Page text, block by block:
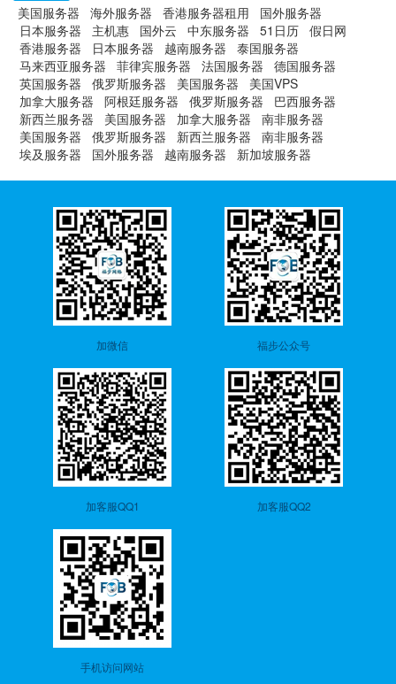
美国服务器 海外服务器 香港服务器租用
国外服务器
日本服务器
主机惠 国外云 中东服务器 51日历 假日网
香港服务器
日本服务器 越南服务器
泰国服务器
马来西亚服务器
菲律宾服务器 法国服务器
德国服务器
英国服务器
俄罗斯服务器 美国服务器
美国VPS
加拿大服务器
阿根廷服务器 俄罗斯服务器
巴西服务器
新西兰服务器
美国服务器 加拿大服务器
南非服务器
美国服务器
俄罗斯服务器 新西兰服务器
南非服务器
埃及服务器
国外服务器 越南服务器 新加坡服务器
加微信 福步公众号
加客服QQ1 加客服QQ2
手机访问网站